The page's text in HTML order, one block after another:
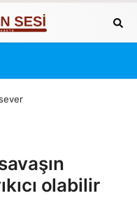
olabilir